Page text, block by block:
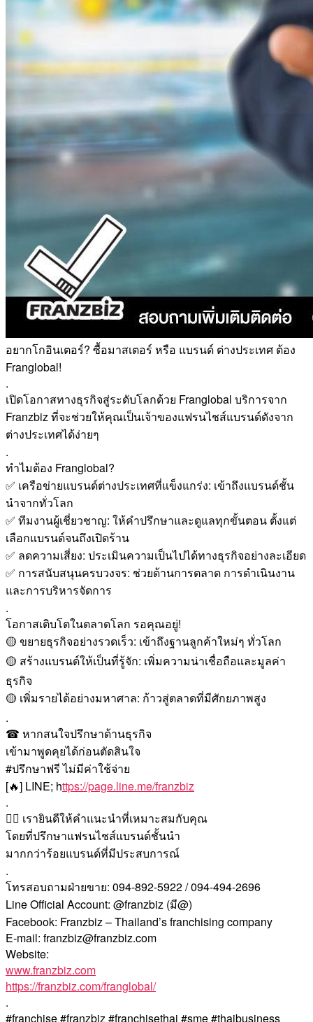
อยากโกอินเตอร์? ซื้อมาสเตอร์ หรือ แบรนด์ ต่างประเทศ ต้อง
Franglobal!
.
เปิดโอกาสทางธุรกิจสู่ระดับโลกด้วย Franglobal บริการจาก
Franzbiz ที่จะช่วยให้คุณเป็นเจ้าของแฟรนไชส์แบรนด์ดังจาก
ต่างประเทศได้ง่ายๆ
.
ทำไมต้อง Franglobal?
✅ เครือข่ายแบรนด์ต่างประเทศที่แข็งแกร่ง: เข้าถึงแบรนด์ชั้น
นำจากทั่วโลก
✅ ทีมงานผู้เชี่ยวชาญ: ให้คำปรึกษาและดูแลทุกขั้นตอน ตั้งแต่
เลือกแบรนด์จนถึงเปิดร้าน
✅ ลดความเสี่ยง: ประเมินความเป็นไปได้ทางธุรกิจอย่างละเอียด
✅ การสนับสนุนครบวงจร: ช่วยด้านการตลาด การดำเนินงาน
และการบริหารจัดการ
.
โอกาสเติบโตในตลาดโลก รอคุณอยู่!
🟡 ขยายธุรกิจอย่างรวดเร็ว: เข้าถึงฐานลูกค้าใหม่ๆ ทั่วโลก
🟡 สร้างแบรนด์ให้เป็นที่รู้จัก: เพิ่มความน่าเชื่อถือและมูลค่า
ธุรกิจ
🟡 เพิ่มรายได้อย่างมหาศาล: ก้าวสู่ตลาดที่มีศักยภาพสูง
.
☎ หากสนใจปรึกษาด้านธุรกิจ
เข้ามาพูดคุยได้ก่อนตัดสินใจ
#ปรึกษาฟรี ไม่มีค่าใช้จ่าย
[🔥] LINE; https://page.line.me/franzbiz
.
🙇‍♀️ เรายินดีให้คำแนะนำที่เหมาะสมกับคุณ
โดยที่ปรึกษาแฟรนไชส์แบรนด์ชั้นนำ
มากกว่าร้อยแบรนด์ที่มีประสบการณ์
.
โทรสอบถามฝ่ายขาย: 094-892-5922 / 094-494-2696
Line Official Account: @franzbiz (มี@)
Facebook: Franzbiz – Thailand’s franchising company
E-mail: franzbiz@franzbiz.com
Website:
www.franzbiz.com
https://franzbiz.com/franglobal/
.
#franchise #franzbiz #franchisethai #sme #thaibusiness